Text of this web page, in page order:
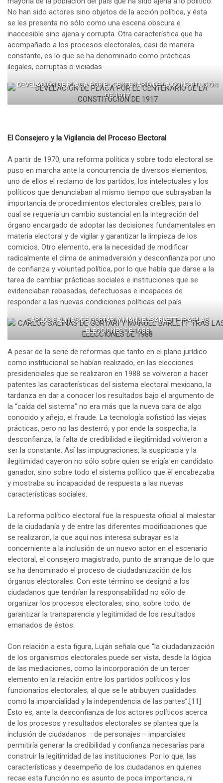
No han sido actores sino objetos de la acción política, y ésta
se les presenta no sólo como una escena obscura e
inaccesible sino ajena y corrupta. Otra característica que ha
acompañado a los procesos electorales, casi de manera
constante, es lo que se ha denominado como prácticas
ilegales, corruptas o viciadas.
DEVELACIÓN DE PLACA POR EL CENTENARIO DE LA CONSTITUCIÓN
DE 1917
El Consejero y la Vigilancia del Proceso Electoral
A partir de 1970, una reforma política y sobre todo electoral se
puso en marcha ante la concurrencia de diversos elementos,
uno de ellos el reclamo de los partidos, los intelectuales y los
políticos que denunciaban al mismo tiempo que subrayaban la
importancia de procedimientos electorales creíbles, para lo
cual se requería un cambio sustancial en la integración del
órgano encargado de adoptar las decisiones fundamentales en
materia electoral y de vigilar y garantizar la limpieza de los
comicios. Otro elemento, era la necesidad de modificar
radicalmente el clima de animadversión y desconfianza por uno
de confianza y voluntad política, por lo que había que darse a la
tarea de cambiar prácticas sociales e instituciones que se
evidenciaban rebasadas, defectuosas e incapaces de
responder a las nuevas condiciones políticas del país.
CARLOS SALINAS DE GORTARI Y MANUEL BARLETT TRAS LAS
ELECCIONES DE 1988
A pesar de la serie de reformas que tanto en el plano jurídico
como institucional se habían realizado, en las elecciones
presidenciales que se realizaron en 1988 se volvieron a hacer
patentes las características del sistema electoral mexicano, la
tardanza en dar a conocer los resultados bajo el argumento de
la “caída del sistema” no era más que la nueva cara de algo
conocido y añejo, el fraude. La tecnología sofisticó las viejas
prácticas, pero no las desterró, y por ende la sospecha, la
desconfianza, la falta de credibilidad e ilegitimidad volvieron a
ser la constante. Así las impugnaciones, la suspicacia y la
ilegitimidad cayeron no sólo sobre quien se erigía en candidato
ganador, sino sobre todo el sistema político que él encabezaba
y mostraba su incapacidad de respuesta a las nuevas
características sociales.
La reforma político electoral fue la respuesta oficial al malestar
de la ciudadanía y de entre las diferentes modificaciones que
se realizaron, la que aquí nos interesa subrayar es la
concerniente a la inclusión de un nuevo actor en el escenario
electoral, el consejero magistrado, punto de arranque de lo que
se ha denominado el proceso de ciudadanización de los
órganos electorales. Con este término se designó a los
ciudadanos que tendrían la responsabilidad no sólo de
organizar los procesos electorales, sino, sobre todo, de
garantizar la transparencia y legitimidad de los resultados
emanados de éstos.
Con relación a esta figura, Luján señala que “la ciudadanización
de los organismos electorales puede ser vista, desde la lógica
de las mediaciones, como la incorporación de un tercer
elemento en la relación entre los partidos políticos y los
funcionarios electorales, al que se le atribuyen cualidades
como la imparcialidad y la independencia de las partes”.[11]
Esto es, ante la desconfianza de los actores políticos acerca
de los procesos y resultados electorales se plantea que la
inclusión de ciudadanos —de personajes— imparciales
permitiría generar la credibilidad y confianza necesarias para
construir la legitimidad de las instituciones. Por lo que, las
características y desempeño de los ciudadanos en quienes
recae esta función no es asunto de poca importancia, ni